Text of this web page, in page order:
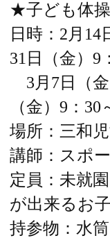
★子ども体
日時：2月
31日（金）9
3月7日（
（金）9：30
場所：三和
講師：スポ
定員：未就
が出来るお
持参物：水